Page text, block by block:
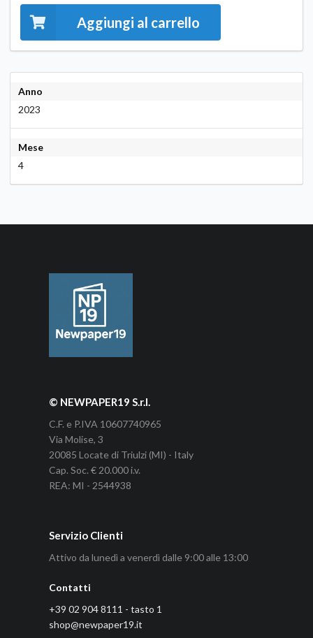
Aggiungi al carrello
Anno
2023
Mese
4
© NEWPAPER19 S.r.l.
C.F. e P.IVA 10607740965
Via Molise, 3
20085 Locate di Triulzi (MI) - Italy
Cap. Soc. € 20.000 i.v.
REA: MI - 2544938
Servizio Clienti
Attivo da lunedì a venerdì dalle 9:00 alle 13:00
Contatti
+39 02 904 8111 - tasto 1
shop@newpaper19.it